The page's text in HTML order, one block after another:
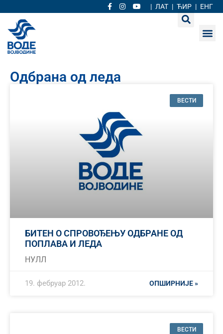
| ЛАТ | ЋИР | ЕНГ
Одбрана од леда
ВЕСТИ
БИТЕН О СПРОВОЂЕЊУ ОДБРАНЕ ОД
ПОПЛАВА И ЛЕДА
НУЛЛ
ОПШИРНИЈЕ »
19. фебруар 2012.
ВЕСТИ